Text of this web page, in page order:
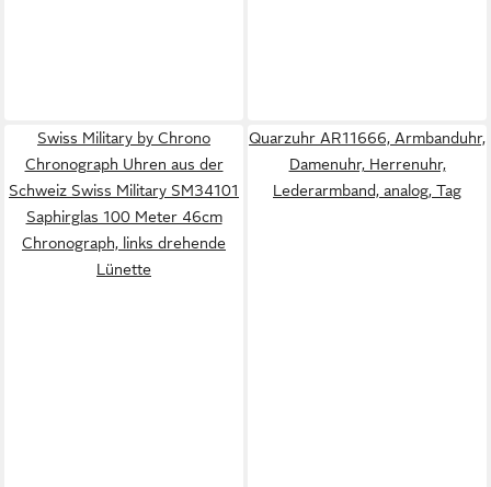
Swiss Military by Chrono
Chronograph Uhren aus der
Schweiz Swiss Military SM34101
Saphirglas 100 Meter 46cm
Chronograph, links drehende
Lünette
Quarzuhr AR11666, Armbanduhr,
Damenuhr, Herrenuhr,
Lederarmband, analog, Tag